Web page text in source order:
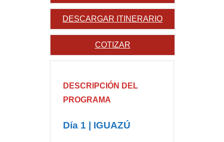
DESCARGAR ITINERARIO
COTIZAR
DESCRIPCIÓN DEL
PROGRAMA
Día 1 | IGUAZÚ